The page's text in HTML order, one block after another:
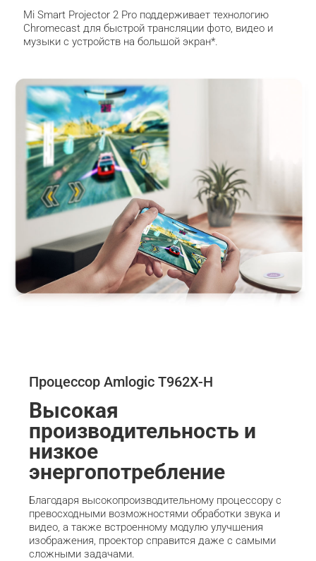
Mi Smart Projector 2 Pro поддерживает технологию
Chromecast для быстрой трансляции фото, видео и
музыки с устройств на большой экран*.
Процессор Amlogic T962X-H
Высокая
производительность и
низкое
энергопотребление
Благодаря высокопроизводительному процессору с
превосходными возможностями обработки звука и
видео, а также встроенному модулю улучшения
изображения, проектор справится даже с самыми
сложными задачами.